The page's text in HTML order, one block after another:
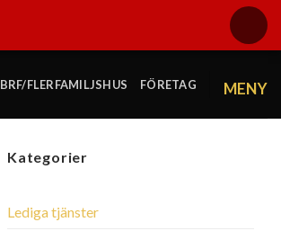
BRF/FLERFAMILJSHUS FÖRETAG
Kategorier
Lediga tjänster